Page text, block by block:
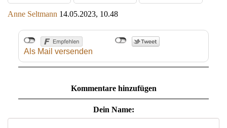
Anne Seltmann 14.05.2023, 10.48
Als Mail versenden
Kommentare hinzufügen
Dein Name: